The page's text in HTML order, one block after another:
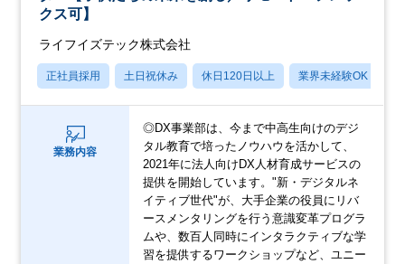
クス可】
ライフイズテック株式会社
正社員採用 土日祝休み 休日120日以上 業界未経験OK
業務内容
◎DX事業部は、今まで中高生向けのデジ
タル教育で培ったノウハウを活かして、
2021年に法人向けDX人材育成サービスの
提供を開始しています。"新・デジタルネ
イティブ世代"が、大手企業の役員にリバ
ースメンタリングを行う意識変革プログラ
ムや、数百人同時にインタラクティブな学
習を提供するワークショップなど、ユニー